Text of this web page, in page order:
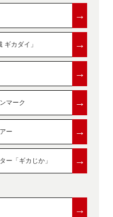
→
ギカダイ」 →
→
マーク →
ー →
ー「ギカじか」 →
→